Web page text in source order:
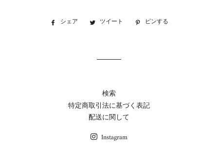
シェア
Facebookツイート
Twitter ピンする
検索
特定商取引法に基づく表記
配送に関して
Instagram